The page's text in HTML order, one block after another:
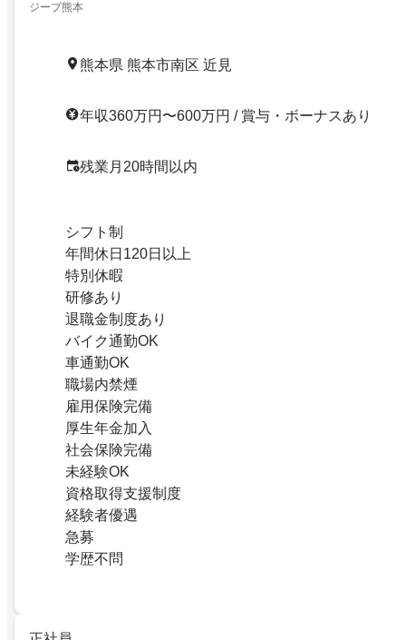
ジープ熊本
熊本県 熊本市南区 近見
年収360万円〜600万円 / 賞与・ボーナスあり
残業月20時間以内
シフト制
年間休日120日以上
特別休暇
研修あり
退職金制度あり
バイク通勤OK
車通勤OK
職場内禁煙
雇用保険完備
厚生年金加入
社会保険完備
未経験OK
資格取得支援制度
経験者優遇
急募
学歴不問